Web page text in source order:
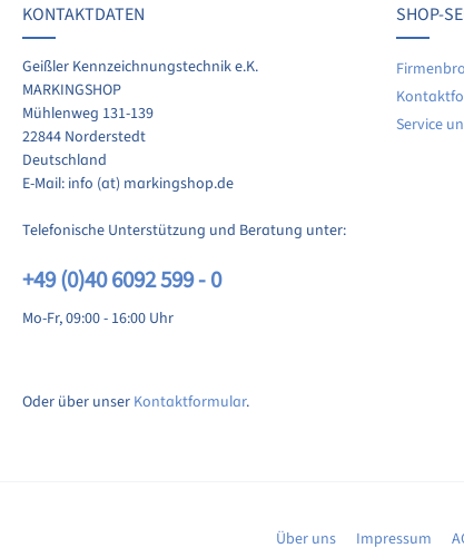
Sie Ihre Erfahrungen mit anderen Kunden.
schreiben
KONTAKTDATEN
Geißler Kennzeichnungstechnik e.K.
MARKINGSHOP
Mühlenweg 131-139
22844 Norderstedt
Deutschland
E-Mail: info (at) markingshop.de
Telefonische Unterstützung und Beratung unter:
+49 (0)40 6092 599 - 0
Mo-Fr, 09:00 - 16:00 Uhr
Oder über unser Kontaktformular.
SHOP-
Service
Über uns Impressum